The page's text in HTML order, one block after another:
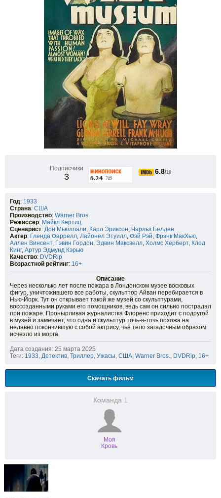
Подписчики
3
6.8/10
Год: 1933
Страна: США
Производство: Warner Bros.
Режиссёр: Майкл Кёртиц
Сценарист: Дон Мьюллали, Карл Эриксон, Чарльз Белден
Актер: Гленда Фаррелл, Лайонел Этуилл, Фэй Рэй, Фрэнк МакХью,
Аллен Винсент, Гэвин Гордон, Эдвин Максвелл, Холмс Херберт, Клод
Кинг, Артур Эдмунд Кэрью
Качество: DVDRip
Возрастной рейтинг: 16+
Описание
Через несколько лет после пожара в Лондонском музее восковых
фигур, уничтожившего все работы, скульптор Айван перебирается в
Нью-Йорк. Тут он открывает такой же музей со скульптурами,
воссозданными руками его помощников, ведь сам он сильно пострадал
при пожаре. Пронырливая журналистка Флоренс приходит с подругой
в музей и замечает, что одна и скульптур точь-в-точь похожа на
недавно покончившую с собой актрису, чьё тело загадочным образом
исчезло из морга.
Дата создания: 25 марта 2025
Теги: 1933, Детектив, Триллер, Ужасы, США, Warner Bros., DVDRip, 16+
Скачать фильм
Команда 1
Моя
Кровь